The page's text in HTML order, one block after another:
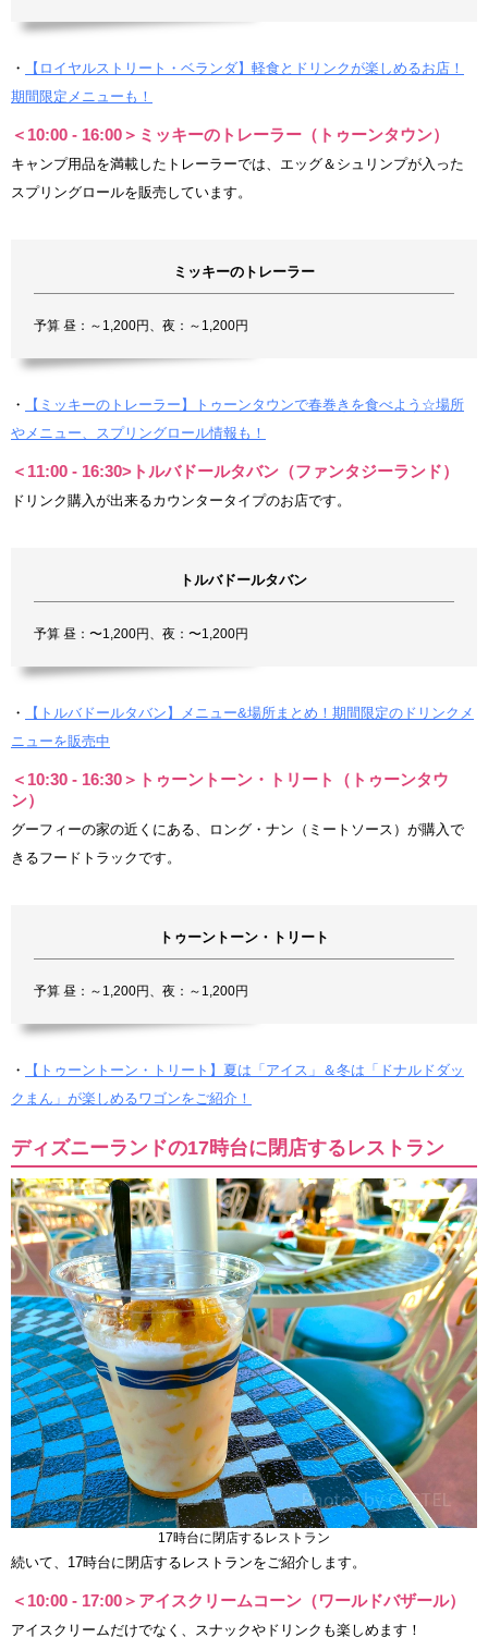
・
【ロイヤルストリート・ベランダ】軽食とドリンクが楽しめるお店！
期間限定メニューも！
＜10:00 - 16:00＞ミッキーのトレーラー（トゥーンタウン）
キャンプ用品を満載したトレーラーでは、エッグ＆シュリンプが入った
スプリングロールを販売しています。
ミッキーのトレーラー
予算 昼：～1,200円、夜：～1,200円
・
【ミッキーのトレーラー】トゥーンタウンで春巻きを食べよう☆場所
やメニュー、スプリングロール情報も！
＜11:00 - 16:30>トルバドールタバン（ファンタジーランド）
ドリンク購入が出来るカウンタータイプのお店です。
トルバドールタバン
予算 昼：〜1,200円、夜：〜1,200円
・
【トルバドールタバン】メニュー&場所まとめ！期間限定のドリンクメ
ニューを販売中
＜10:30 - 16:30＞トゥーントーン・トリート（トゥーンタウ
ン）
グーフィーの家の近くにある、ロング・ナン（ミートソース）が購入で
きるフードトラックです。
トゥーントーン・トリート
予算 昼：～1,200円、夜：～1,200円
・
【トゥーントーン・トリート】夏は「アイス」＆冬は「ドナルドダッ
クまん」が楽しめるワゴンをご紹介！
ディズニーランドの17時台に閉店するレストラン
17時台に閉店するレストラン
続いて、17時台に閉店するレストランをご紹介します。
＜10:00 - 17:00＞アイスクリームコーン（ワールドバザール）
アイスクリームだけでなく、スナックやドリンクも楽しめます！